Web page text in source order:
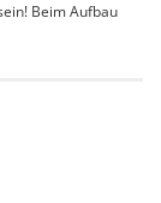
Beim Aufbau